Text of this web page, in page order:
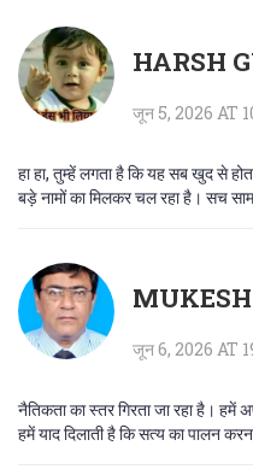
HARSH
जून 5, 2026 AT
हा हा, तुम्हें लगता है कि यह सब खुद से
बड़े नामों का मिलकर चल रहा है। सच
जून 6, 2026 AT
नैतिकता का स्तर गिरता जा रहा है। हमें
हमें याद दिलाती है कि सत्य का पालन